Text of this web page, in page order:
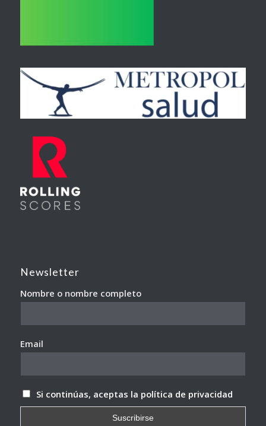
Newsletter
Nombre o nombre completo
Email
Si continúas, aceptas la política de privacidad